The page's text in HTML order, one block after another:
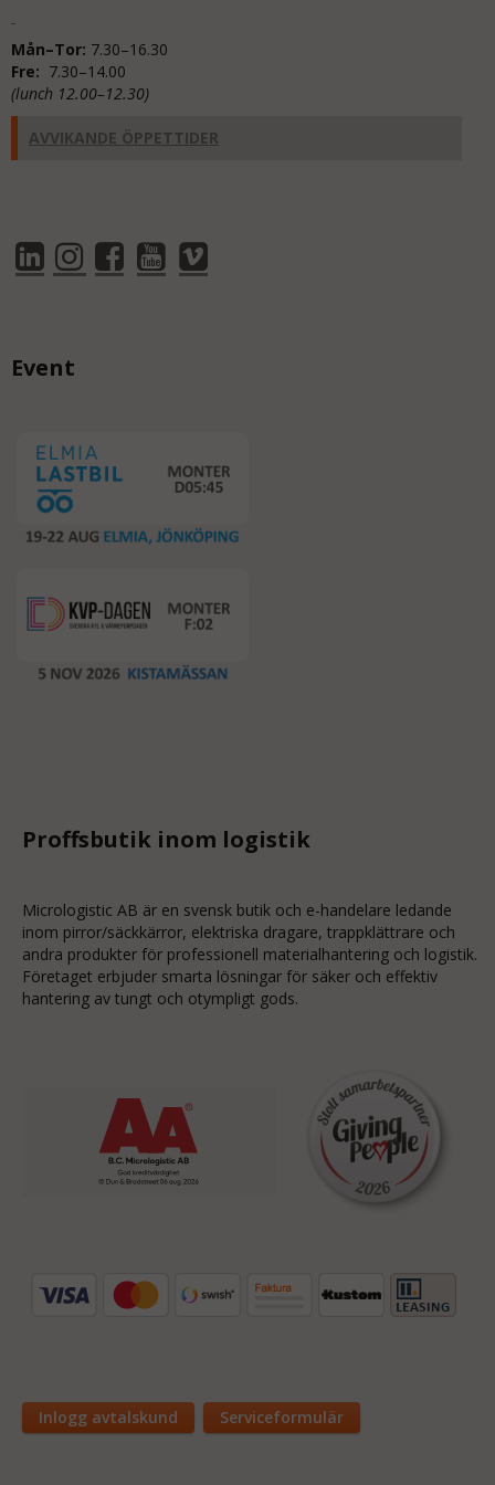
Mån–Tor: 7.30–16.30
Fre: 7.30–14.00
(lunch 12.00–12.30)
AVVIKANDE ÖPPETTIDER
Event
Proffsbutik inom logistik
Micrologistic AB är en svensk butik och e-handelare ledande
inom pirror/säckkärror, elektriska dragare, trappklättrare och
andra produkter för professionell materialhantering och logistik.
Företaget erbjuder smarta lösningar för säker och effektiv
hantering av tungt och otympligt gods.
Inlogg avtalskund Serviceformulär